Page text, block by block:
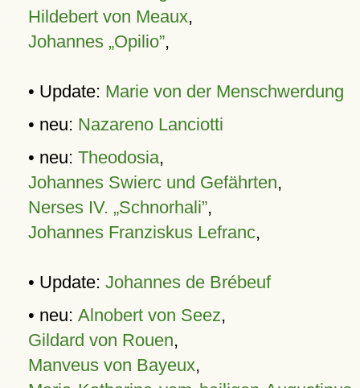
Hildebert von Meaux,
Johannes „Opilio”,
• Update: Marie von der Menschwerdung
• neu: Nazareno Lanciotti
• neu: Theodosia,
Johannes Swierc und Gefährten,
Nerses IV. „Schnorhali”,
Johannes Franziskus Lefranc,
• Update: Johannes de Brébeuf
• neu: Alnobert von Seez,
Gildard von Rouen,
Manveus von Bayeux,